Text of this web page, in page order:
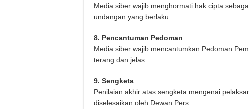
Media siber wajib menghormati hak cipta
undangan yang berlaku.
8. Pencantuman Pedoman
Media siber wajib mencantumkan Pedoman
terang dan jelas.
9. Sengketa
Penilaian akhir atas sengketa mengenai
diselesaikan oleh Dewan Pers.